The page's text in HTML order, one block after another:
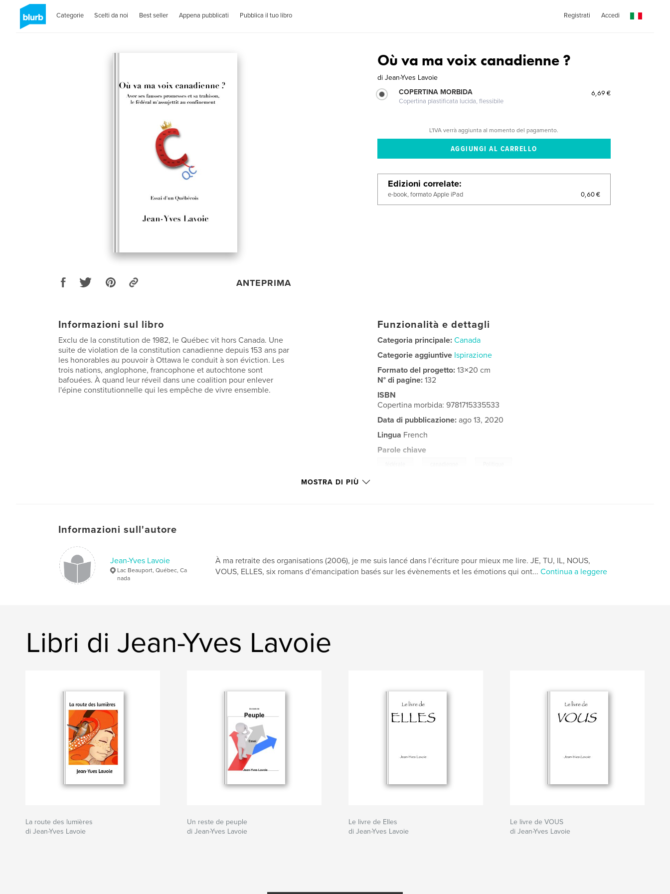
Categorie Scelti da noi Best seller Appena pubblicati Pubblica il tuo libro Registrati Accedi
ANTEPRIMA
Où va ma voix canadienne ?
di Jean-Yves Lavoie
COPERTINA MORBIDA
Copertina plastificata lucida, flessibile
6,69 €
L'IVA verrà aggiunta al momento del pagamento.
Edizioni correlate
e-book, formato Apple iPad 0,60 €
Informazioni sul libro
Exclu de la constitution de 1982, le Québec vit hors Canada. Une
suite de violation de la constitution canadienne depuis 153 ans par
les honorables au pouvoir à Ottawa le conduit à son éviction. Les
trois nations, anglophone, francophone et autochtone sont
bafouées. À quand leur réveil dans une coalition pour enlever
l'épine constitutionnelle qui les empêche de vivre ensemble.
Funzionalità e dettagli
Categoria principale: Canada
Categorie aggiuntive Ispirazione
Formato del progetto:13×20 cm
N° di pagine:132
ISBN
Copertina morbida: 9781715335533
Data di pubblicazione: ago 13, 2020
Lingua French
Parole chiave
MOSTRA DI PIÙ
Informazioni sull'autore
Jean-Yves Lavoie
Lac Beauport, Québec, Ca
nada
À ma retraite des organisations (2006), je me suis lancé dans l’écriture pour mieux me lire. JE, TU, IL, NOUS,
VOUS, ELLES, six romans d’émancipation basés sur les évènements et les émotions qui ont... Continua a leggere
Libri di Jean-Yves Lavoie
La route des lumières
di Jean-Yves Lavoie
Un reste de peuple
di Jean-Yves Lavoie
Le livre de Elles
di Jean-Yves Lavoie
Le livre de VOUS
di Jean-Yves Lavoie